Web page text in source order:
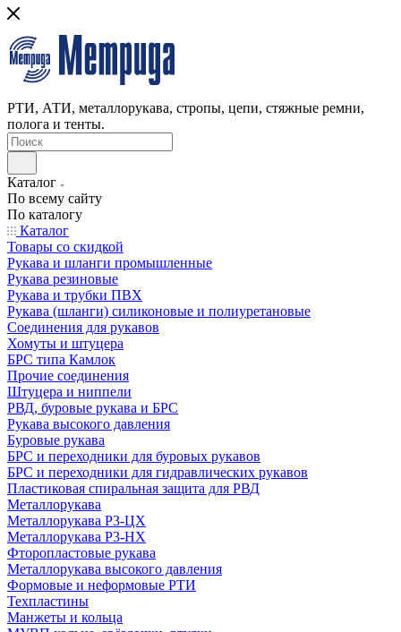
РТИ, АТИ, металлорукава, стропы, цепи, стяжные ремни,
полога и тенты.
Каталог
По всему сайту
По каталогу
Каталог
Товары со скидкой
Рукава и шланги промышленные
Рукава резиновые
Рукава и трубки ПВХ
Рукава (шланги) силиконовые и полиуретановые
Соединения для рукавов
Хомуты и штуцера
БРС типа Камлок
Прочие соединения
Штуцера и ниппели
РВД, буровые рукава и БРС
Рукава высокого давления
Буровые рукава
БРС и переходники для буровых рукавов
БРС и переходники для гидравлических рукавов
Пластиковая спиральная защита для РВД
Металлорукава
Металлорукава Р3-ЦХ
Металлорукава Р3-НХ
Фторопластовые рукава
Металлорукава высокого давления
Формовые и неформовые РТИ
Техпластины
Манжеты и кольца